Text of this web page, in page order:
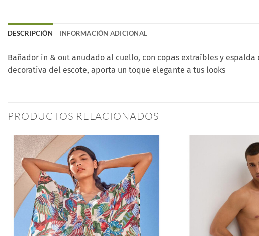
DESCRIPCIÓN INFORMACIÓN ADICIONAL
Bañador in & out anudado al cuello, con copas extraíbles y
decorativa del escote, aporta un toque elegante a tus looks
PRODUCTOS RELACIONADOS
Añadir
a la
lista
deseos